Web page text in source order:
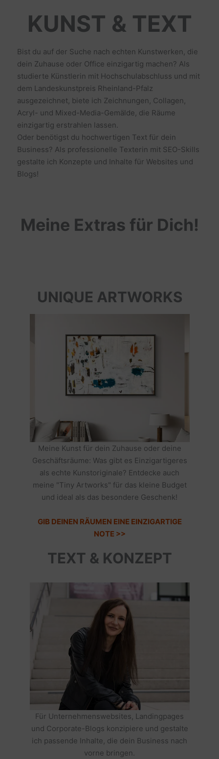
KUNST & TEXT
Bist du auf der Suche nach echten Kunstwerken, die
dein Zuhause oder Office einzigartig machen? Als
studierte Künstlerin mit Hochschulabschluss und mit
dem Landeskunstpreis Rheinland-Pfalz
ausgezeichnet, biete ich Zeichnungen, Collagen,
Acryl- und Mixed-Media-Gemälde, die Räume
einzigartig erstrahlen lassen.
Oder benötigst du hochwertigen Text für dein
Business? Als professionelle Texterin mit SEO-Skills
gestalte ich Konzepte und Inhalte für Websites und
Blogs!
Meine Extras für Dich!
UNIQUE ARTWORKS
Meine Kunst für dein Zuhause oder deine
Geschäftsräume: Was gibt es Einzigartigeres
als echte Kunstoriginale? Entdecke auch
meine "Tiny Artworks" für das kleine Budget
und ideal als das besondere Geschenk!
GIB DEINEN RÄUMEN EINE EINZIGARTIGE
NOTE >>
TEXT & KONZEPT
Für Unternehmenswebsites, Landingpages
und Corporate-Blogs konzipiere und gestalte
ich passende Inhalte, die dein Business nach
vorne bringen.